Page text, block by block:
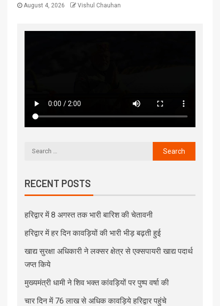
August 4, 2026 Vishul Chauhan
RECENT POSTS
हरिद्वार में 8 अगस्त तक भारी बारिश की चेतावनी
हरिद्वार में हर दिन कावड़ियों की भारी भीड़ बढ़ती हुई
खाद्य सुरक्षा अधिकारी ने लक्सर क्षेत्र से एक्सपायरी खाद्य पदार्थ
जप्त किये
मुख्यमंत्री धामी ने शिव भक्त कांवड़ियों पर पुष्प वर्षा की
चार दिन में 76 लाख से अधिक कावड़िये हरिद्वार पहुंचे